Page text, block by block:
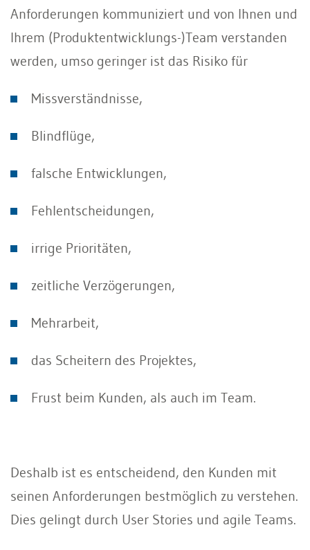
Anforderungen kommuniziert und von Ihnen und
Ihrem (Produktentwicklungs-)Team verstanden
werden, umso geringer ist das Risiko für
Missverständnisse,
Blindflüge,
falsche Entwicklungen,
Fehlentscheidungen,
irrige Prioritäten,
zeitliche Verzögerungen,
Mehrarbeit,
das Scheitern des Projektes,
Frust beim Kunden, als auch im Team.
Deshalb ist es entscheidend, den Kunden mit
seinen Anforderungen bestmöglich zu verstehen.
Dies gelingt durch User Stories und agile Teams.